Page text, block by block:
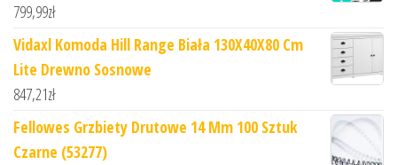
799,99zł
Vidaxl Komoda Hill Range Biała 130X40X80 Cm
Lite Drewno Sosnowe
847,21zł
Fellowes Grzbiety Drutowe 14 Mm 100 Sztuk
Czarne (53277)